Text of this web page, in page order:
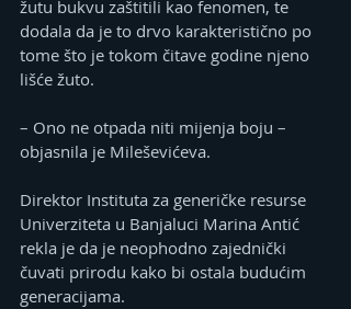
žutu bukvu zaštitili kao fenomen, te
dodala da je to drvo karakteristično po
tome što je tokom čitave godine njeno
lišće žuto.
– Ono ne otpada niti mijenja boju –
objasnila je Mileševićeva.
Direktor Instituta za generičke resurse
Univerziteta u Banjaluci Marina Antić
rekla je da je neophodno zajednički
čuvati prirodu kako bi ostala budućim
generacijama.